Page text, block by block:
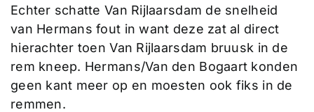
Echter schatte Van Rijlaarsdam de snelheid
van Hermans fout in want deze zat al direct
hierachter toen Van Rijlaarsdam bruusk in de
rem kneep. Hermans/Van den Bogaart konden
geen kant meer op en moesten ook fiks in de
remmen.